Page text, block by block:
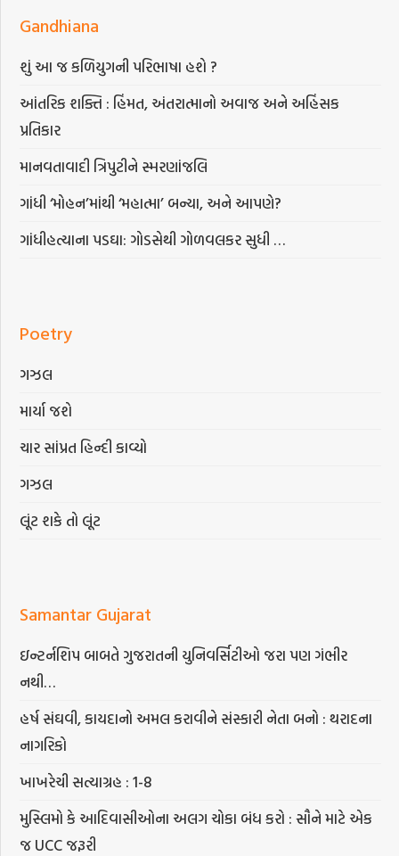
Gandhiana
શું આ જ કળિયુગની પરિભાષા હશે ?
આંતરિક શક્તિ : હિંમત, અંતરાત્માનો અવાજ અને અહિંસક
પ્રતિકાર
માનવતાવાદી ત્રિપુટીને સ્મરણાંજલિ
ગાંધી ‘મોહન’માંથી ‘મહાત્મા’ બન્યા, અને આપણે?
ગાંધીહત્યાના પડઘા: ગોડસેથી ગોળવલકર સુધી …
Poetry
ગઝલ
માર્યા જશે
ચાર સાંપ્રત હિન્દી કાવ્યો
ગઝલ
લૂંટ શકે તો લૂંટ
Samantar Gujarat
ઇન્ટર્નશિપ બાબતે ગુજરાતની યુનિવર્સિટીઓ જરા પણ ગંભીર
નથી…
હર્ષ સંઘવી, કાયદાનો અમલ કરાવીને સંસ્કારી નેતા બનો : થરાદના
નાગરિકો
ખાખરેચી સત્યાગ્રહ : 1-8
મુસ્લિમો કે આદિવાસીઓના અલગ ચોકા બંધ કરો : સૌને માટે એક
જ UCC જરૂરી